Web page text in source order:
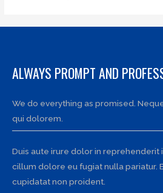
ALWAYS PROMPT AND
We do everything as promised.
qui dolorem.
Duis aute irure dolor in reprehenderit
cillum dolore eu fugiat nulla pariatur.
cupidatat non proident.